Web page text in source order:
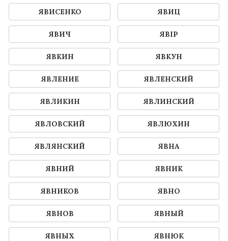
ЯВИСЕНКО ЯВИЦ
ЯВИЧ ЯВІР
ЯВКИН ЯВКУН
ЯВЛЕНИЕ ЯВЛЕНСКИЙ
ЯВЛИКИН ЯВЛИНСКИЙ
ЯВЛОВСКИЙ ЯВЛЮХИН
ЯВЛЯНСКИЙ ЯВНА
ЯВНИЙ ЯВНИК
ЯВНИКОВ ЯВНО
ЯВНОВ ЯВНЫЙ
ЯВНЫХ ЯВНЮК